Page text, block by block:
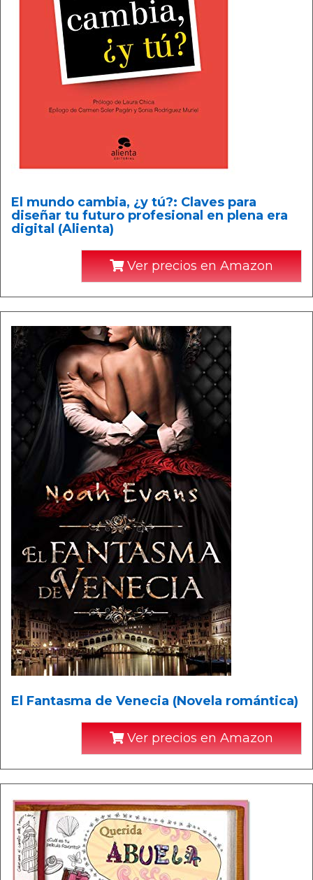
El mundo cambia, ¿y tú?: Claves para
diseñar tu futuro profesional en plena era
digital (Alienta)
Ver precios en Amazon
El Fantasma de Venecia (Novela romántica)
Ver precios en Amazon